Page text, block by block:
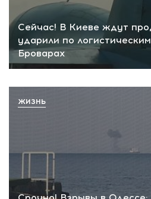
Сейчас! В Киеве ждут
ударили по
Броварах
ЖИЗНЬ